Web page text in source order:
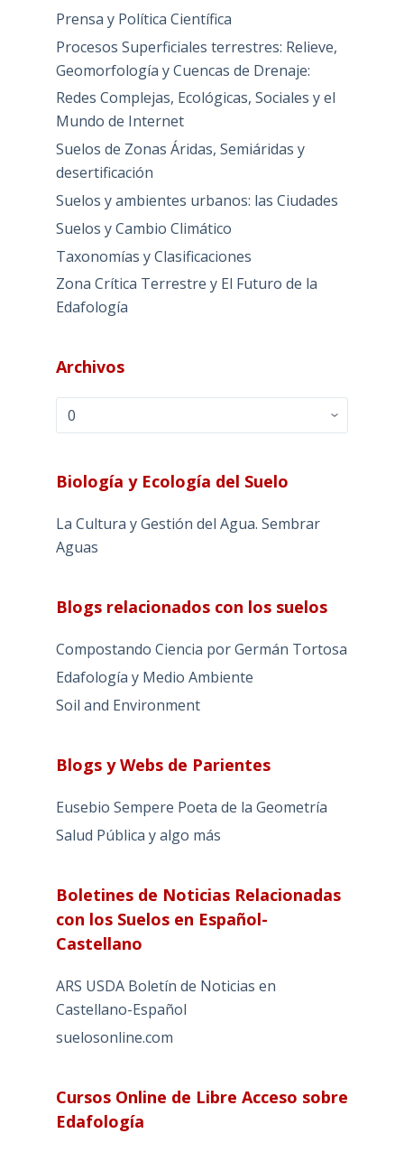
Prensa y Política Científica
Procesos Superficiales terrestres: Relieve,
Geomorfología y Cuencas de Drenaje:
Redes Complejas, Ecológicas, Sociales y el
Mundo de Internet
Suelos de Zonas Áridas, Semiáridas y
desertificación
Suelos y ambientes urbanos: las Ciudades
Suelos y Cambio Climático
Taxonomías y Clasificaciones
Zona Crítica Terrestre y El Futuro de la
Edafología
Archivos
Archivos
Biología y Ecología del Suelo
La Cultura y Gestión del Agua. Sembrar
Aguas
Blogs relacionados con los suelos
Compostando Ciencia por Germán Tortosa
Edafología y Medio Ambiente
Soil and Environment
Blogs y Webs de Parientes
Eusebio Sempere Poeta de la Geometría
Salud Pública y algo más
Boletines de Noticias Relacionadas
con los Suelos en Español-
Castellano
ARS USDA Boletín de Noticias en
Castellano-Español
suelosonline.com
Cursos Online de Libre Acceso sobre
Edafología